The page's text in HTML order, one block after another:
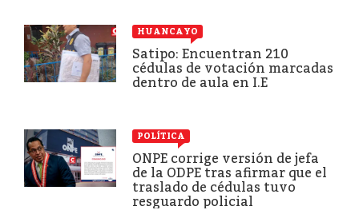
HUANCAYO
Satipo: Encuentran 210
cédulas de votación marcadas
dentro de aula en I.E
POLÍTICA
ONPE corrige versión de jefa
de la ODPE tras afirmar que el
traslado de cédulas tuvo
resguardo policial